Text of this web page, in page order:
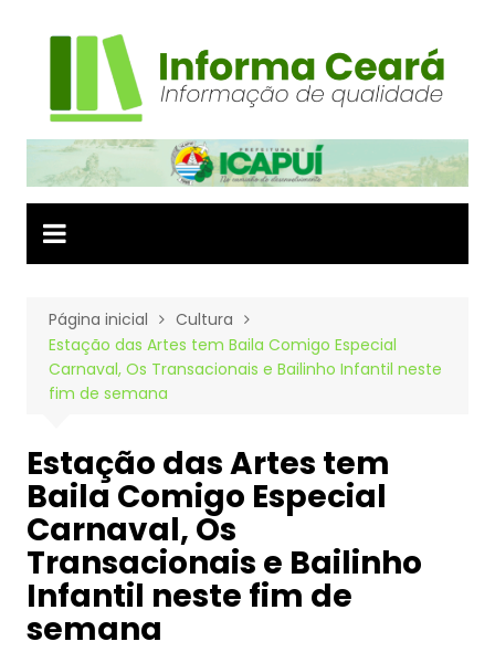
Página inicial
Cultura
Estação das Artes tem Baila Comigo Especial
Carnaval, Os Transacionais e Bailinho Infantil neste
fim de semana
Estação das Artes tem
Baila Comigo Especial
Carnaval, Os
Transacionais e Bailinho
Infantil neste fim de
semana